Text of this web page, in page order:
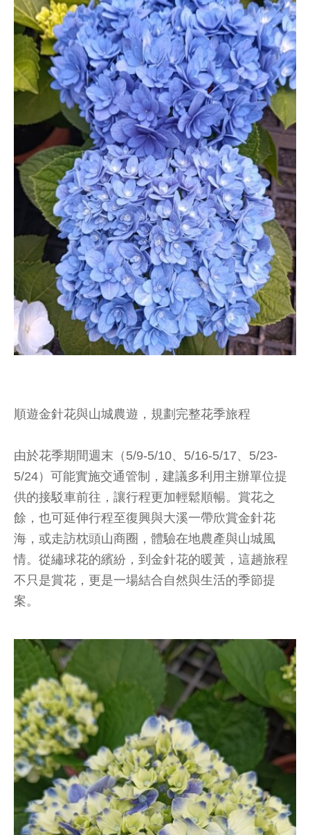
順遊金針花與山城農遊，規劃完整花季旅程
由於花季期間週末（5/9-5/10、5/16-5/17、5/23-
5/24）可能實施交通管制，建議多利用主辦單位提
供的接駁車前往，讓行程更加輕鬆順暢。賞花之
餘，也可延伸行程至復興與大溪一帶欣賞金針花
海，或走訪枕頭山商圈，體驗在地農產與山城風
情。從繡球花的繽紛，到金針花的暖黃，這趟旅程
不只是賞花，更是一場結合自然與生活的季節提
案。